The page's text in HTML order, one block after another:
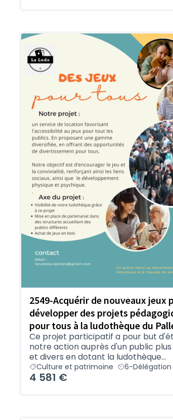
2549-Acquérir de nouveaux jeux
développer des projets
pour tous à la ludothèque du
Ce projet participatif a pour but
notre action auprès d'un public
et divers en dotant la ludothèque...
Culture et patrimoine 6-Délégation
4 581 €